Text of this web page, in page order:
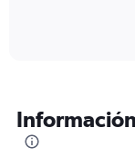
categories.
The